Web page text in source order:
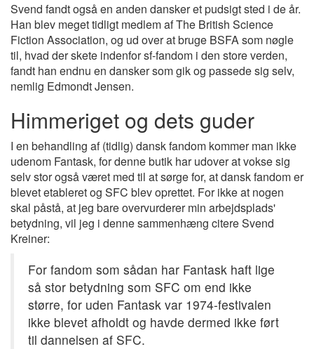
Svend fandt også en anden dansker et pudsigt sted i de år.
Han blev meget tidligt medlem af The British Science
Fiction Association, og ud over at bruge BSFA som nøgle
til, hvad der skete indenfor sf-fandom i den store verden,
fandt han endnu en dansker som gik og passede sig selv,
nemlig Edmondt Jensen.
Himmeriget og dets guder
I en behandling af (tidlig) dansk fandom kommer man ikke
udenom Fantask, for denne butik har udover at vokse sig
selv stor også været med til at sørge for, at dansk fandom er
blevet etableret og SFC blev oprettet. For ikke at nogen
skal påstå, at jeg bare overvurderer min arbejdsplads'
betydning, vil jeg i denne sammenhæng citere Svend
Kreiner:
For fandom som sådan har Fantask haft lige
så stor betydning som SFC om end ikke
større, for uden Fantask var 1974-festivalen
ikke blevet afholdt og havde dermed ikke ført
til dannelsen af SFC.